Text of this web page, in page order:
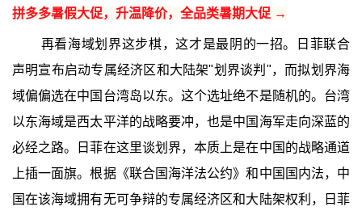
拼多多暑假大促，升温降价，全品类暑期大促 →
再看海域划界这步棋，这才是最阴的一招。日菲联合
声明宣布启动专属经济区和大陆架"划界谈判"，而拟划界海
域偏偏选在中国台湾岛以东。这个选址绝不是随机的。台湾
以东海域是西太平洋的战略要冲，也是中国海军走向深蓝的
必经之路。日菲在这里谈划界，本质上是在中国的战略通道
上插一面旗。根据《联合国海洋法公约》和中国国内法，中
国在该海域拥有无可争辩的专属经济区和大陆架权利，日菲